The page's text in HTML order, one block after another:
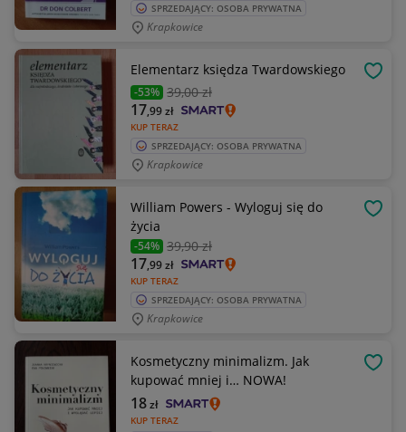
SPRZEDAJĄCY: OSOBA PRYWATNA
Krapkowice
Elementarz księdza Twardowskiego
-53% 39,00 zł
KUP TERAZ
17,99zł
SPRZEDAJĄCY: OSOBA PRYWATNA
Krapkowice
William Powers - Wyloguj się do
życia
-54% 39,90 zł
KUP TERAZ
17,99zł
SPRZEDAJĄCY: OSOBA PRYWATNA
Krapkowice
Kosmetyczny minimalizm. Jak
kupować mniej i… NOWA!
KUP TERAZ
18zł